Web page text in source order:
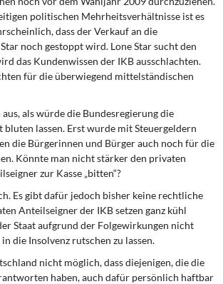
politischen Mehrheitsverhältnisse ist es
dass der Verkauf an die
Star noch gestoppt wird. Lone Star sucht den
das Kundenwissen der IKB ausschlachten.
für die überwiegend mittelständischen
aus, als würde die Bundesregierung die
bluten lassen. Erst wurde mit Steuergeldern
die Bürgerinnen und Bürger auch noch für die
Könnte man nicht stärker den privaten
zur Kasse „bitten“?
Es gibt dafür jedoch bisher keine rechtliche
Anteilseigner der IKB setzen ganz kühl
Staat aufgrund der Folgewirkungen nicht
die Insolvenz rutschen zu lassen.
nicht möglich, dass diejenigen, die die
haben, auch dafür persönlich haftbar